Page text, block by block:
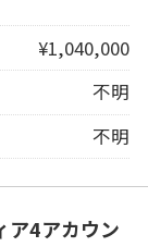
¥1,040,000
不明
不明
ア4アカウン